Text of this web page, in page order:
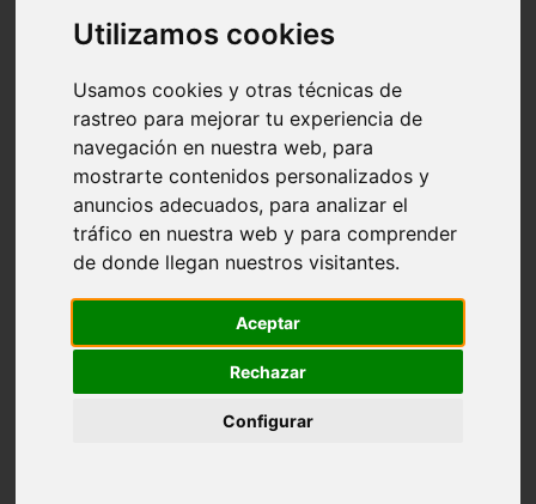
Utilizamos cookies
Usamos cookies y otras técnicas de
rastreo para mejorar tu experiencia de
navegación en nuestra web, para
mostrarte contenidos personalizados y
anuncios adecuados, para analizar el
tráfico en nuestra web y para comprender
de donde llegan nuestros visitantes.
Aceptar
Rechazar
Configurar
Cantabria - suances
Sevilla - bormujos
Málaga - júzcar
Huesca - alquézar
Huesca - castejón-de-sos
Lleida - alt-àneu
Córdoba - almedinilla
Navarra - zangoza
Cantabria - arenas-de-iguña
Barcelona - la-pobla-de-lillet
Murcia - cartagena
Madrid - nuevo-baztán